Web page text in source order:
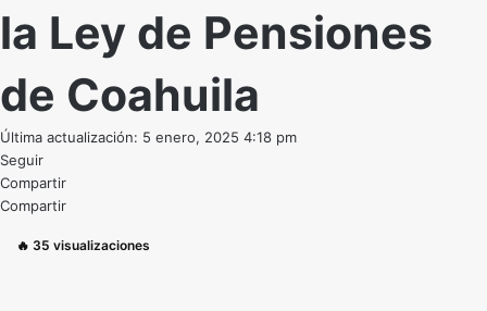
la Ley de Pensiones
de Coahuila
Última actualización: 5 enero, 2025 4:18 pm
Seguir
Compartir
Compartir
🔥 35 visualizaciones